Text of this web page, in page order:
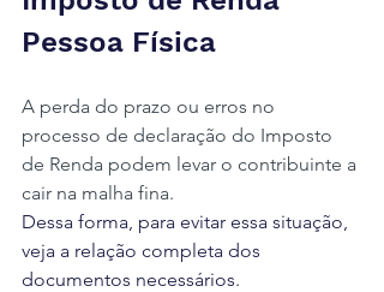
Pessoa Física
A perda do prazo ou erros no
processo de declaração do Imposto
de Renda podem levar o contribuinte a
cair na malha fina.
Dessa forma, para evitar essa situação,
veja a relação completa dos
documentos necessários.